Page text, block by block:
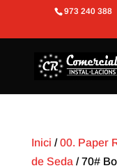
Obre la barra d'eines
973 240 388
Inici /00. Paper
de Seda / 70#